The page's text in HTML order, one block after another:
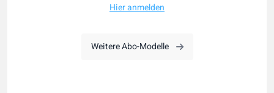
Hier anmelden
Weitere Abo-Modelle